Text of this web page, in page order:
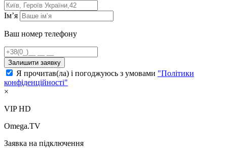
Ім’я
Ваш номер телефону
Залишити заявку
Я прочитав(ла) і погоджуюсь з умовами "Політики
конфіденційності"
×
VIP HD
Omega.TV
Заявка на підключення